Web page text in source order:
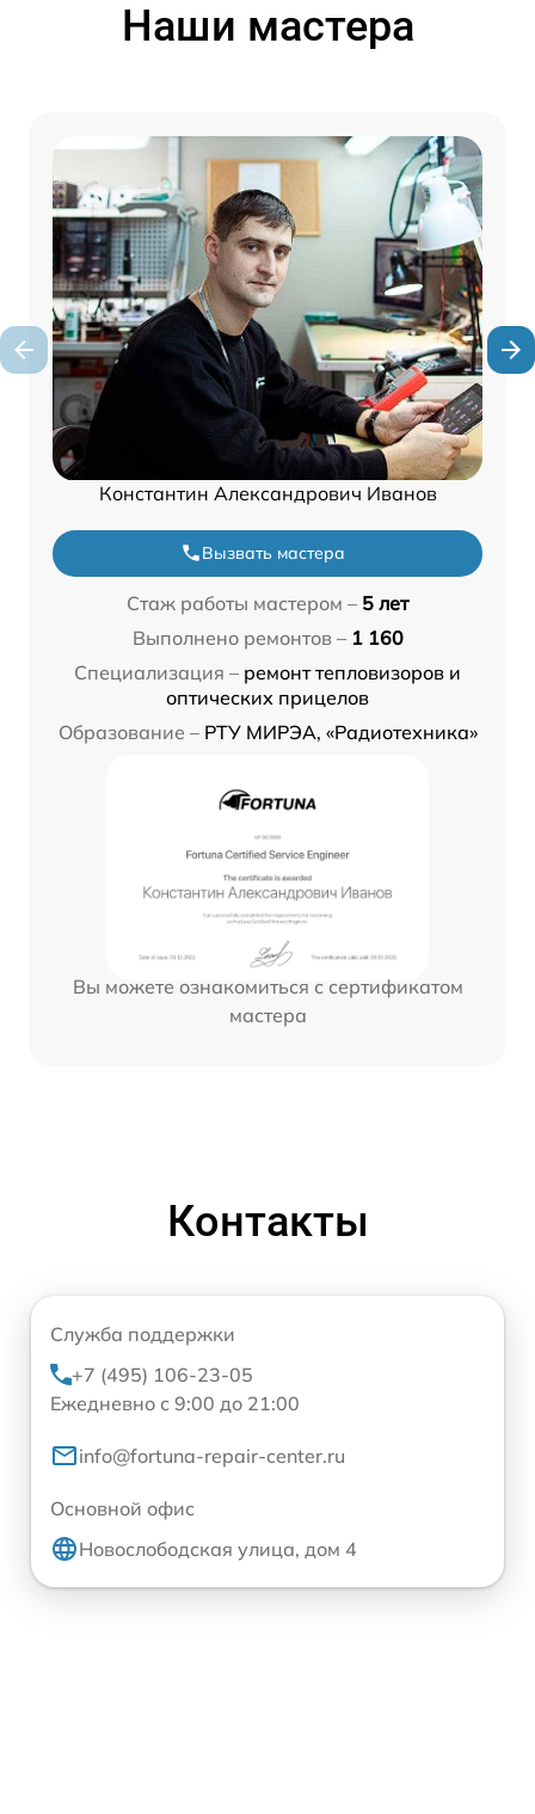
Наши мастера
Константин Александрович Иванов
Вызвать мастера
Стаж работы мастером – 5 лет
Выполнено ремонтов – 1 160
Специализация – ремонт тепловизоров и
оптических прицелов
Образование – РТУ МИРЭА, «Радиотехника»
Вы можете ознакомиться с сертификатом
мастера
Контакты
Служба поддержки
+7 (495) 106-23-05
Ежедневно с 9:00 до 21:00
info@fortuna-repair-center.ru
Основной офис
Новослободская улица, дом 4